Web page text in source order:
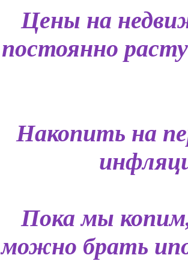
Цены на
постоянно
Накопить на
Пока мы
можно брать